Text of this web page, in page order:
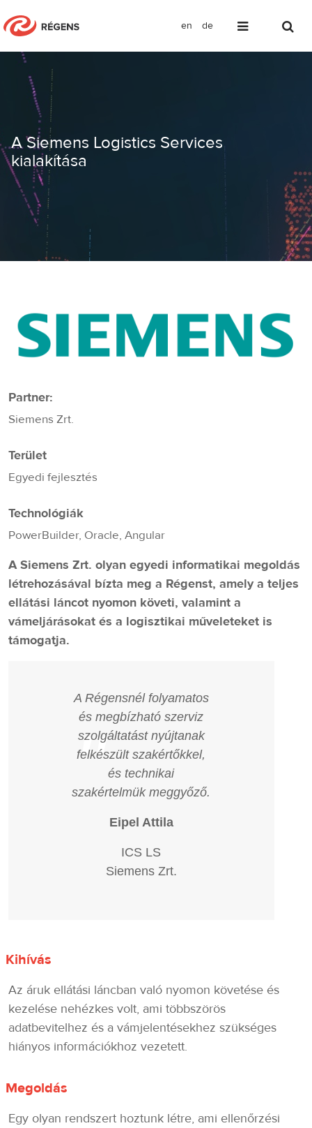
en de
A Siemens Logistics Services
A Siemens Logistics Services
kialakítása
Partner:
Siemens Zrt.
Terület
Egyedi fejlesztés
Technológiák
PowerBuilder, Oracle, Angular
A Siemens Zrt. olyan egyedi informatikai megoldás
létrehozásával bízta meg a Régenst, amely a teljes
ellátási láncot nyomon követi, valamint a
vámeljárásokat és a logisztikai műveleteket is
támogatja.
"
A Régensnél folyamatos
és megbízható szerviz
szolgáltatást nyújtanak
felkészült szakértőkkel,
és technikai
szakértelmük meggyőző.
Eipel Attila
ICS LS
Siemens Zrt.
Kihívás
Az áruk ellátási láncban való nyomon követése és
kezelése nehézkes volt, ami többszörös
adatbevitelhez és a vámjelentésekhez szükséges
hiányos információkhoz vezetett.
Megoldás
Egy olyan rendszert hoztunk létre, ami ellenőrzési